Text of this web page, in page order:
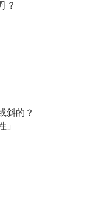
？
斜的？
」